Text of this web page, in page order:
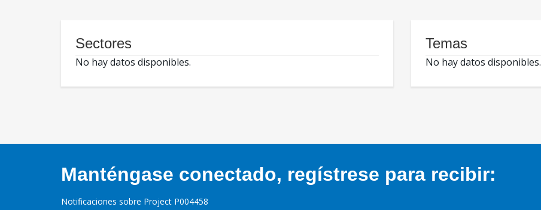
Sectores
No hay datos disponibles.
Temas
No hay datos disponibles.
Manténgase conectado, regístrese para recibir:
Notificaciones sobre Project P004458